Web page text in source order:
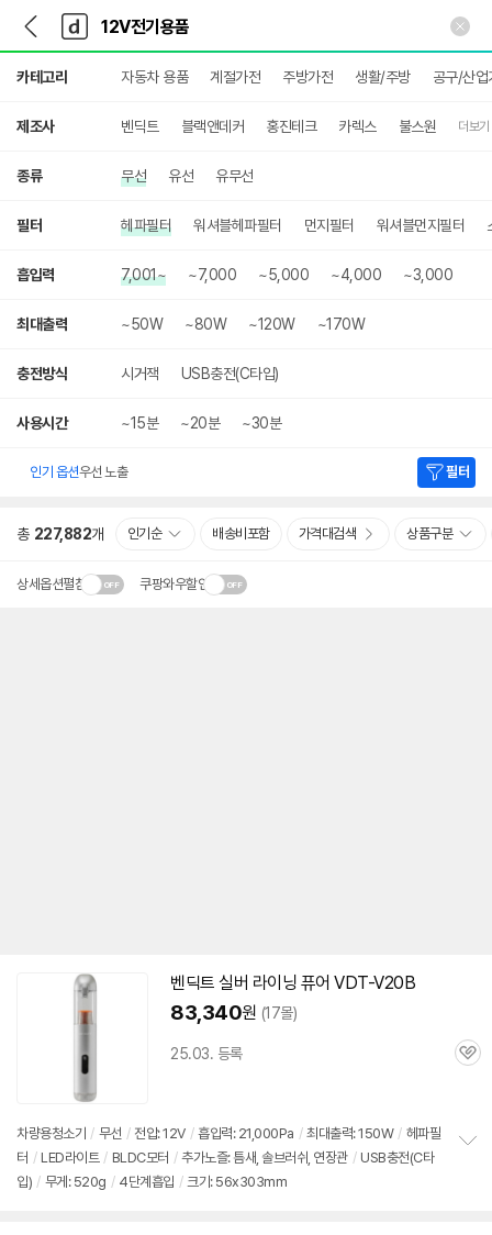
다
나
와
가
기
다
와
메
인
카테고리 자동차 용품 계절가전 주방가전 생활/주방 공구/산업
제조사 벤딕트 블랙앤데커 홍진테크 카렉스 불스원 더보기
종류 무선 유선 유무선
필터 헤파필터 워셔블헤파필터 먼지필터 워셔블먼지필터
흡입력 7,001~ ~7,000 ~5,000 ~4,000 ~3,000
최대출력 ~50W ~80W ~120W ~170W
충전방식 시거잭 USB충전(C타입)
사용시간 ~15분 ~20분 ~30분
인기 옵션우선 노출 필터
총 227,882개 인기순 배송비포함 가격대검색 상품구분
상세옵션펼침 쿠팡와우할인
벤딕트 실버 라이닝 퓨어 VDT-V20B
83,340원 (17몰)
25.03. 등록
관
차량용청소기 / 무선 / 전압:12V / 흡입력: 21,000Pa / 최대출력: 150W / 헤파필
터 / LED라이트 / BLDC모터 / 추가노즐: 틈새, 솔브러쉬, 연장관 / USB충전(C타
입) / 무게: 520g / 4단계흡입 / 크기: 56x303mm